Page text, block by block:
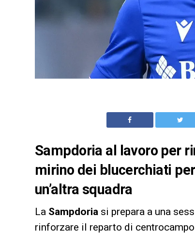
Sampdoria al lavoro per
mirino dei blucerchiati
un’altra squadra
La Sampdoria si prepara a una
rinforzare il reparto di